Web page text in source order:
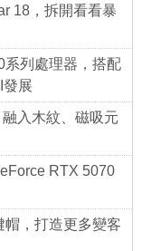
18，拆開看看暴
系列處理器，搭配
發展
入木紋、磁吸元
RTX 5070
，打造更多變客